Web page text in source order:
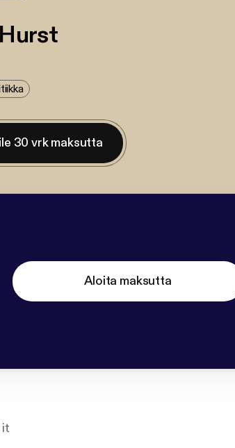
30 vrk maksutta
Aloita maksutta
it